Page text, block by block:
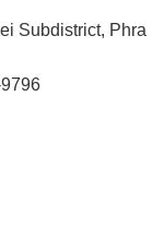
Subdistrict, Phra